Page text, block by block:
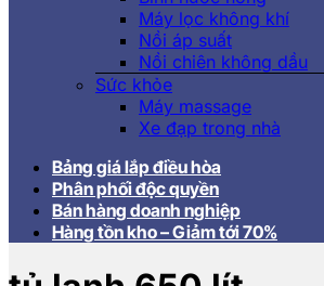
Máy lọc không khí
Nồi áp suất
Nồi chiên không dầu
Sức khỏe
Máy massage
Xe đạp trong nhà
Bảng giá lắp điều hòa
Phân phối độc quyền
Bán hàng doanh nghiệp
Hàng tồn kho – Giảm tới 70%